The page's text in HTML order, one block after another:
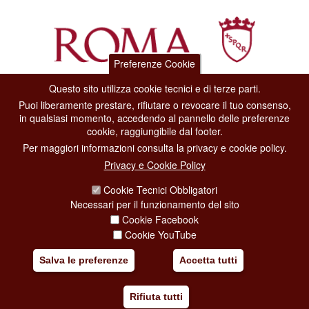
Dipartimento Grandi Eventi, Sport, Turismo e Moda.
Via di San Basilio, 51
00187 Roma
CONTACT CENTER TEL. 06 06 08
CONTATTA LA REDAZIONE
SOCIAL MEDIA POLICY
COPYRIGHT
Preferenze Cookie
Questo sito utilizza cookie tecnici e di terze parti.
Puoi liberamente prestare, rifiutare o revocare il tuo consenso,
in qualsiasi momento, accedendo al pannello delle preferenze
cookie, raggiungibile dal footer.
Per maggiori informazioni consulta la privacy e cookie policy.
Privacy e Cookie Policy
Cookie Tecnici Obbligatori
Necessari per il funzionamento del sito
Cookie Facebook
Cookie YouTube
Salva le preferenze Accetta tutti
Rifiuta tutti